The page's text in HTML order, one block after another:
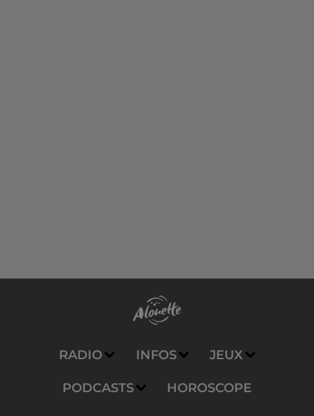
RADIO INFOS JEUX
PODCASTS HOROSCOPE